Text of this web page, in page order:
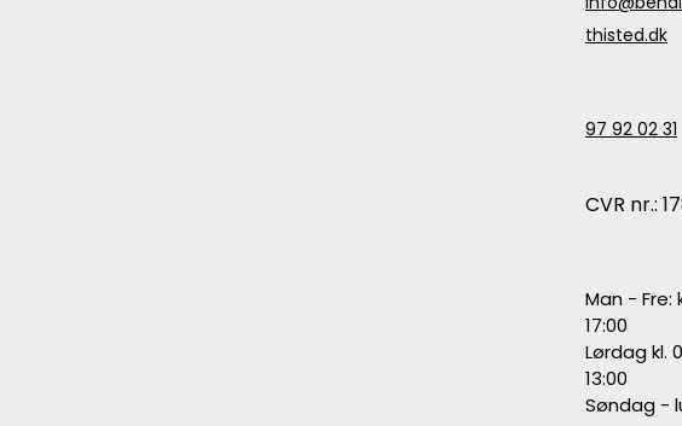
thisted.dk
97 92 02 31
CVR nr.:
Man - Fre:
17:00
Lørdag kl.
13:00
Søndag -